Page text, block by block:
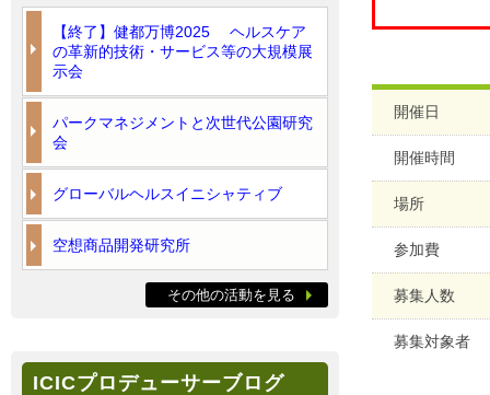
開催日
開催時間
場所
参加費
募集人数
募集対象者
【終了】健都万博2025 ヘルスケア
の革新的技術・サービス等の大規模展
示会
パークマネジメントと次世代公園研究
会
グローバルヘルスイニシャティブ
空想商品開発研究所
その他の活動を見る
ICICプロデューサーブログ